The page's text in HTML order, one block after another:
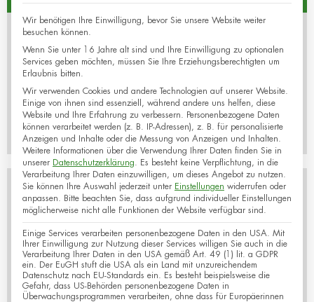
Mamazone e. V.
Wilhelm-Hauff-Str. 34
86161 Augsburg
Tel: 0821 2684191-0
Mail: info@mamazone.de
Fax: 0821 2684191-1
Wir benötigen Ihre Einwilligung, bevor Sie unsere Website weiter
besuchen können.
Wenn Sie unter 16 Jahre alt sind und Ihre Einwilligung zu optionalen
Services geben möchten, müssen Sie Ihre Erziehungsberechtigten um
Erlaubnis bitten.
Wir verwenden Cookies und andere Technologien auf unserer Website.
Einige von ihnen sind essenziell, während andere uns helfen, diese
Website und Ihre Erfahrung zu verbessern.
Personenbezogene Daten
können verarbeitet werden (z. B. IP-Adressen), z. B. für personalisierte
Anzeigen und Inhalte oder die Messung von Anzeigen und Inhalten.
Weitere Informationen über die Verwendung Ihrer Daten finden Sie in
unserer Datenschutzerklärung
Es besteht keine Verpflichtung, in die
Verarbeitung Ihrer Daten einzuwilligen, um dieses Angebot zu nutzen.
Sie können Ihre Auswahl jederzeit unter Einstellungen widerrufen oder
anpassen.
Bitte beachten Sie, dass aufgrund individueller Einstellungen
möglicherweise nicht alle Funktionen der Website verfügbar sind.
Einige Services verarbeiten personenbezogene Daten in den USA. Mit
Ihrer Einwilligung zur Nutzung dieser Services willigen Sie auch in die
Verarbeitung Ihrer Daten in den USA gemäß Art. 49 (1) lit. a GDPR
ein. Der EuGH stuft die USA als ein Land mit unzureichendem
Datenschutz nach EU-Standards ein. Es besteht beispielsweise die
Gefahr, dass US-Behörden personenbezogene Daten in
Überwachungsprogrammen verarbeiten, ohne dass für Europäerinnen